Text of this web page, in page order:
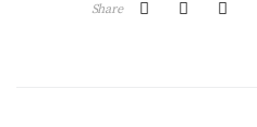
Share